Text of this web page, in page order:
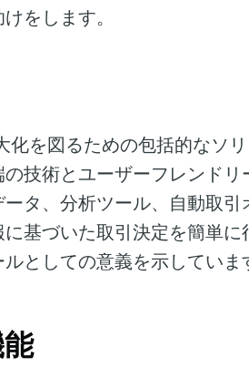
をします。
化を図るための包括的なソ
技術とユーザーフレンド
タ、分析ツール、自動取
基づいた取引決定を簡単に
としての意義を示していま